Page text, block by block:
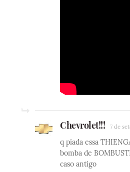
Chevrolet!!! 7 de
q piada essa
bomba de
caso antigo